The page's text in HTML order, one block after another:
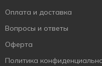
Оплата и доставка
Вопросы и ответы
Оферта
Политика